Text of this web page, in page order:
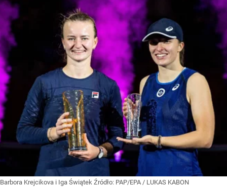
Barbora Krejcikova i Iga Świątek Źródło: PAP/EPA / LUKAS KABON